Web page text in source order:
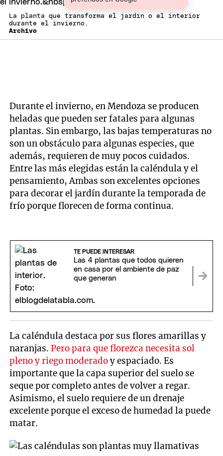
La planta que transforma el jardín o el interior
durante el invierno.
Archivo
Durante el invierno, en Mendoza se producen
heladas que pueden ser fatales para algunas
plantas. Sin embargo, las bajas temperaturas no
son un obstáculo para algunas especies, que
además, requieren de muy pocos cuidados.
Entre las más elegidas están la caléndula y el
pensamiento, Ambas son excelentes opciones
para decorar el jardín durante la temporada de
frío porque florecen de forma continua.
TE PUEDE INTERESAR
Las 4 plantas que todos quieren
en casa por el ambiente de paz
que generan
La caléndula destaca por sus flores amarillas y
naranjas.Pero para que florezca necesita sol
pleno y riego moderadoy espaciado. Es
importante que la capa superior del suelo se
seque por completo antes de volver a regar.
Asimismo, el suelo requiere de un drenaje
excelente porque el exceso de humedad la puede
matar.